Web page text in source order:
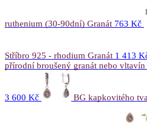
ruthenium (30-90dní) Granát 763 Kč
Stříbro 925 - rhodium Granát 1 413
přírodní broušený granát nebo
3 600 Kč BG kapkovitého